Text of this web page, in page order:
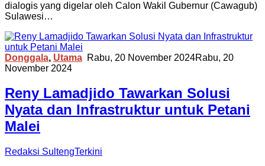
dialogis yang digelar oleh Calon Wakil Gubernur (Cawagub)
Sulawesi…
Donggala, Utama Rabu, 20 November 2024Rabu, 20
November 2024
Reny Lamadjido Tawarkan Solusi
Nyata dan Infrastruktur untuk Petani
Malei
Redaksi SultengTerkini